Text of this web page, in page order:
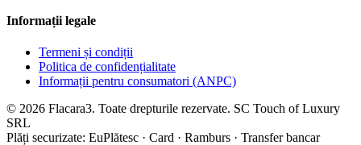
Informații legale
Termeni și condiții
Politica de confidențialitate
Informații pentru consumatori (ANPC)
© 2026 Flacara3. Toate drepturile rezervate. SC Touch of Luxury
SRL
Plăți securizate: EuPlătesc · Card · Ramburs · Transfer bancar